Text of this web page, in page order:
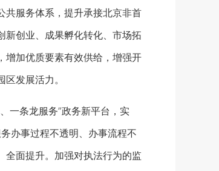
服务体系，提升承接北京非首
新创业、成果孵化转化、市场拓
增加优质要素有效供给，增强开
发展活力。
一条龙服务”政务新平台，实
办事过程不透明、办事流程不
全面提升。加强对执法行为的监